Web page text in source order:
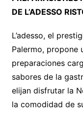
DE L’ADESSO
L’adesso, el
Palermo, propone
preparaciones
sabores de la
elijan disfrutar la
la comodidad de